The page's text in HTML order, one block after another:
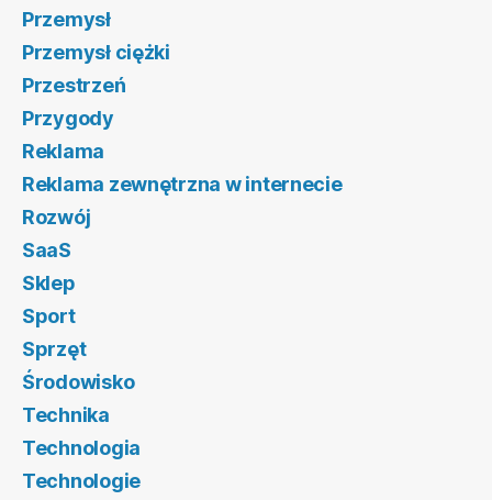
Przemysł
Przemysł ciężki
Przestrzeń
Przygody
Reklama
Reklama zewnętrzna w internecie
Rozwój
SaaS
Sklep
Sport
Sprzęt
Środowisko
Technika
Technologia
Technologie